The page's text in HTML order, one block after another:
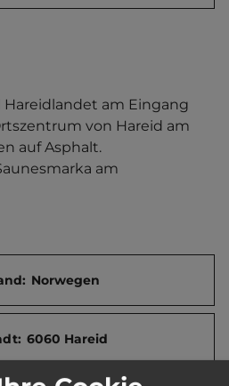
Hareidlandet am Eingang
von Hareid am
auf Asphalt.
am
(9.5 km entfernt)
Norwegen
6060 Hareid